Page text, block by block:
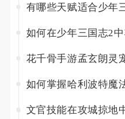
如何掌握哈利波特魔
文官技能在攻城掠地